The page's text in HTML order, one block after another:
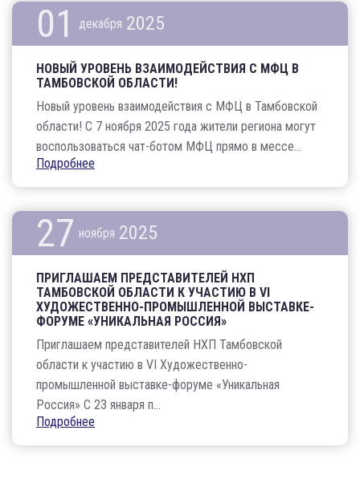
01 декабря 2025
НОВЫЙ УРОВЕНЬ ВЗАИМОДЕЙСТВИЯ С МФЦ В
ТАМБОВСКОЙ ОБЛАСТИ!
Новый уровень взаимодействия с МФЦ в Тамбовской
области! С 7 ноября 2025 года жители региона могут
воспользоваться чат-ботом МФЦ прямо в мессе...
Подробнее
27 ноября 2025
ПРИГЛАШАЕМ ПРЕДСТАВИТЕЛЕЙ НХП
ТАМБОВСКОЙ ОБЛАСТИ К УЧАСТИЮ В VI
ХУДОЖЕСТВЕННО-ПРОМЫШЛЕННОЙ ВЫСТАВКЕ-
ФОРУМЕ «УНИКАЛЬНАЯ РОССИЯ»
Приглашаем представителей НХП Тамбовской
области к участию в VI Художественно-
промышленной выставке-форуме «Уникальная
Россия» С 23 января п...
Подробнее